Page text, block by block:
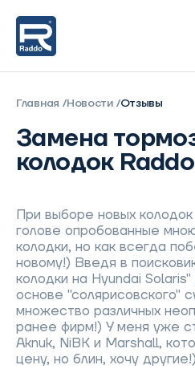
Главная Новости Отзывы
Замена
колодок Raddo
При выборе новых
голове опробованные
колодки, но как всегда
новому!) Введя в
колодки на Hyundai
основе "солярисовского"
множество различных
ранее фирм!) У меня уже
Aknuk, NiBK и Marshall,
цену, но блин, хочу другие!)